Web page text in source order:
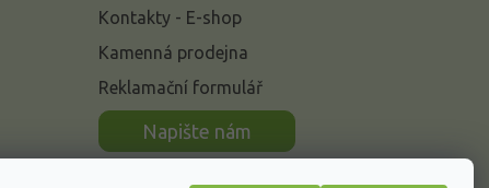
Kontakty - E-shop
Kamenná prodejna
Reklamační formulář
Napište nám